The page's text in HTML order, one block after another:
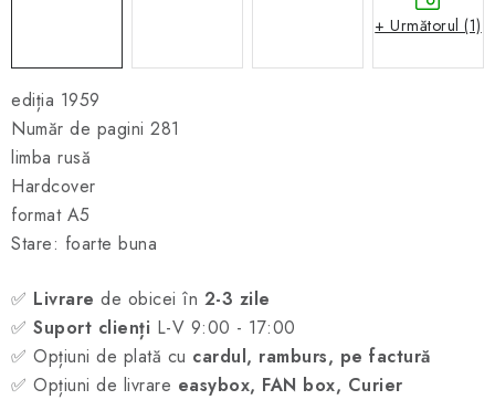
ediția 1959
Număr de pagini 281
limba rusă
Hardcover
format A5
Stare: foarte buna
✅ Livrare de obicei în 2-3 zile
✅ Suport clienți L-V 9:00 - 17:00
✅ Opțiuni de plată cu cardul, ramburs, pe factură
✅ Opțiuni de livrare easybox, FAN box, Curier
+ Următorul (1)